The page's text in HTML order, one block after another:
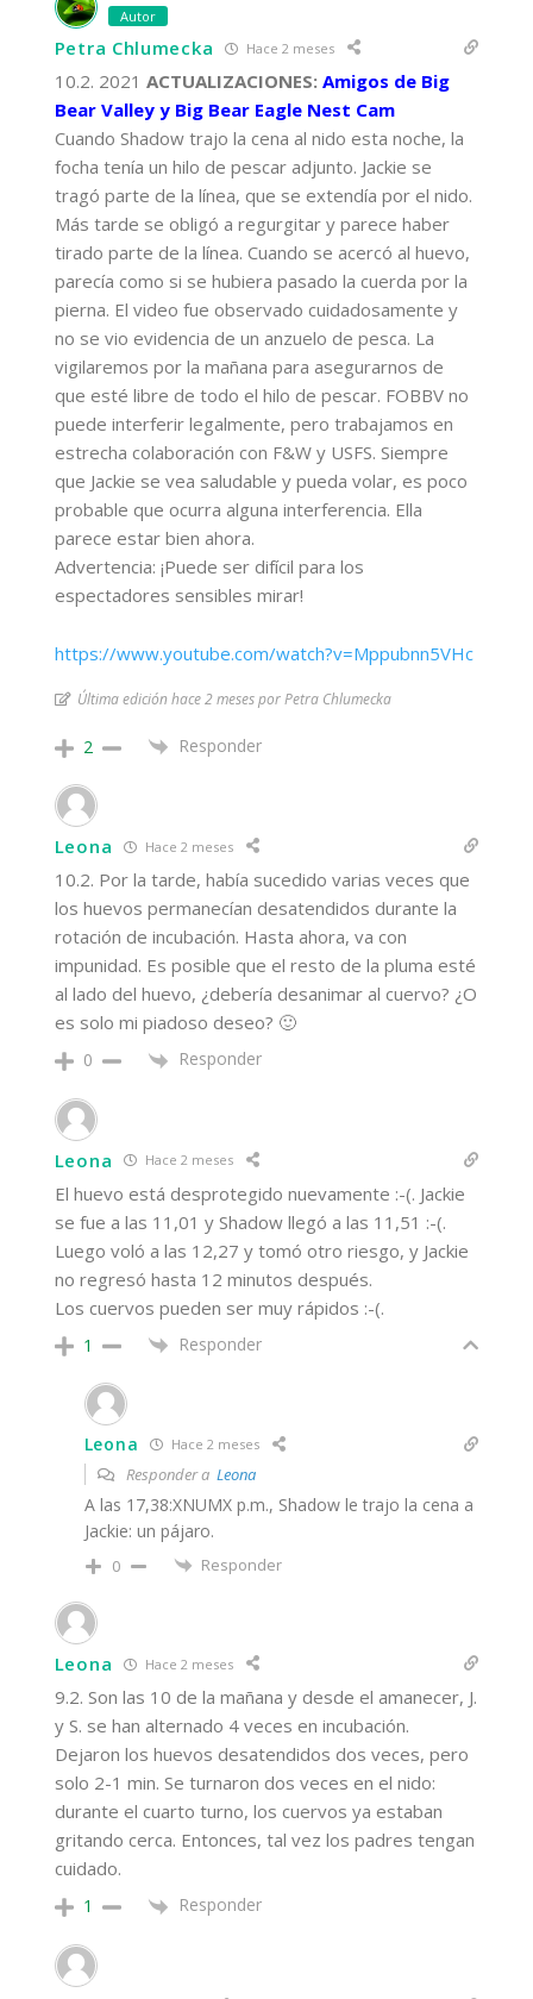
Autor
Petra Chlumecka Hace 2 meses
10.2. 2021 ACTUALIZACIONES: Amigos de Big
Bear Valley y Big Bear Eagle Nest Cam
Cuando Shadow trajo la cena al nido esta noche, la
focha tenía un hilo de pescar adjunto. Jackie se
tragó parte de la línea, que se extendía por el nido.
Más tarde se obligó a regurgitar y parece haber
tirado parte de la línea. Cuando se acercó al huevo,
parecía como si se hubiera pasado la cuerda por la
pierna. El video fue observado cuidadosamente y
no se vio evidencia de un anzuelo de pesca. La
vigilaremos por la mañana para asegurarnos de
que esté libre de todo el hilo de pescar. FOBBV no
puede interferir legalmente, pero trabajamos en
estrecha colaboración con F&W y USFS. Siempre
que Jackie se vea saludable y pueda volar, es poco
probable que ocurra alguna interferencia. Ella
parece estar bien ahora.
Advertencia: ¡Puede ser difícil para los
espectadores sensibles mirar!
https://www.youtube.com/watch?v=Mppubnn5VHc
Última edición hace 2 meses por Petra Chlumecka
2 Responder
Leona Hace 2 meses
10.2. Por la tarde, había sucedido varias veces que
los huevos permanecían desatendidos durante la
rotación de incubación. Hasta ahora, va con
impunidad. Es posible que el resto de la pluma esté
al lado del huevo, ¿debería desanimar al cuervo? ¿O
es solo mi piadoso deseo? 🙂
0 Responder
Leona Hace 2 meses
El huevo está desprotegido nuevamente :-(. Jackie
se fue a las 11,01 y Shadow llegó a las 11,51 :-(.
Luego voló a las 12,27 y tomó otro riesgo, y Jackie
no regresó hasta 12 minutos después.
Los cuervos pueden ser muy rápidos :-(.
1 Responder
Leona Hace 2 meses
Responder a Leona
A las 17,38:XNUMX p.m., Shadow le trajo la cena a
Jackie: un pájaro.
0 Responder
Leona Hace 2 meses
9.2. Son las 10 de la mañana y desde el amanecer, J.
y S. se han alternado 4 veces en incubación.
Dejaron los huevos desatendidos dos veces, pero
solo 2-1 min. Se turnaron dos veces en el nido:
durante el cuarto turno, los cuervos ya estaban
gritando cerca. Entonces, tal vez los padres tengan
cuidado.
1 Responder